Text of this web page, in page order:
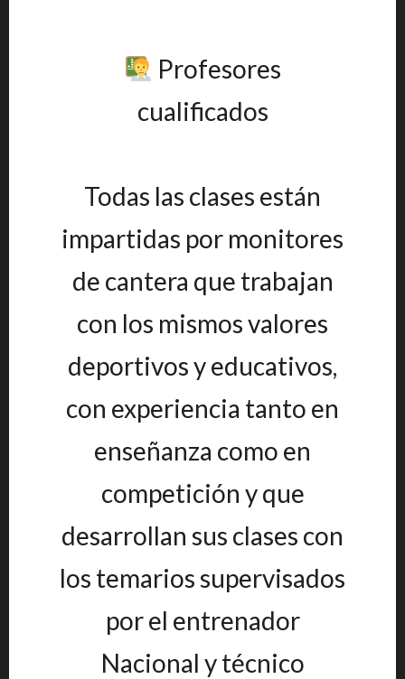
Profesores
cualificados
Todas las clases están
impartidas por monitores
de cantera que trabajan
con los mismos valores
deportivos y educativos,
con experiencia tanto en
enseñanza como en
competición y que
desarrollan sus clases con
los temarios supervisados
por el entrenador
Nacional y técnico